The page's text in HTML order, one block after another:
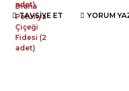
TAVSİYE ET YORUM